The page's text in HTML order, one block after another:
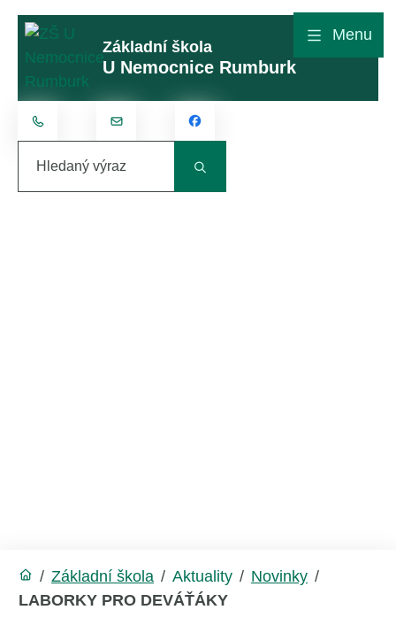
Rovnou na obsah
Rovnou na menu
Základní škola
U Nemocnice Rumburk
+420 412 315 801kontakt@zsunemocnice.cz
Hledaný výraz
Menu
/ Základní škola / Aktuality / Novinky /
LABORKY PRO DEVÁŤÁKY